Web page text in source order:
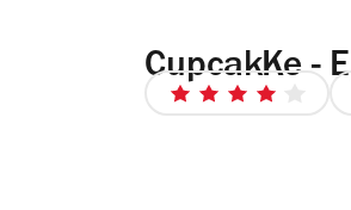
CupcakKe -
4/5